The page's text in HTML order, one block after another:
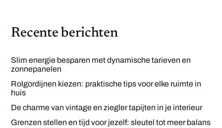
Recente berichten
Slim energie besparen met dynamische tarieven en
zonnepanelen
Rolgordijnen kiezen: praktische tips voor elke ruimte in
huis
De charme van vintage en ziegler tapijten in je interieur
Grenzen stellen en tijd voor jezelf: sleutel tot meer balans